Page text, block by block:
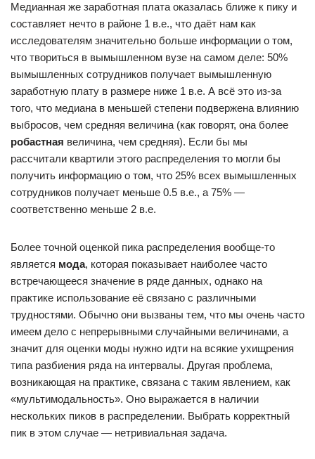
Медианная же заработная плата оказалась ближе к пику и
составляет нечто в районе 1 в.е., что даёт нам как
исследователям значительно больше информации о том,
что твориться в вымышленном вузе на самом деле: 50%
вымышленных сотрудников получает вымышленную
заработную плату в размере ниже 1 в.е. А всё это из-за
того, что медиана в меньшей степени подвержена влиянию
выбросов, чем средняя величина (как говорят, она более
робастная величина, чем средняя). Если бы мы
рассчитали квартили этого распределения то могли бы
получить информацию о том, что 25% всех вымышленных
сотрудников получает меньше 0.5 в.е., а 75% —
соответственно меньше 2 в.е.
Более точной оценкой пика распределения вообще-то
является мода, которая показывает наиболее часто
встречающееся значение в ряде данных, однако на
практике использование её связано с различными
трудностями. Обычно они вызваны тем, что мы очень часто
имеем дело с непрерывными случайными величинами, а
значит для оценки моды нужно идти на всякие ухищрения
типа разбиения ряда на интервалы. Другая проблема,
возникающая на практике, связана с таким явлением, как
«мультимодальность». Оно выражается в наличии
нескольких пиков в распределении. Выбрать корректный
пик в этом случае — нетривиальная задача.